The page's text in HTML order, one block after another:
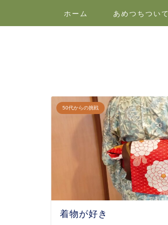
ホーム あめつちついて
50代からの挑戦
着物が好き